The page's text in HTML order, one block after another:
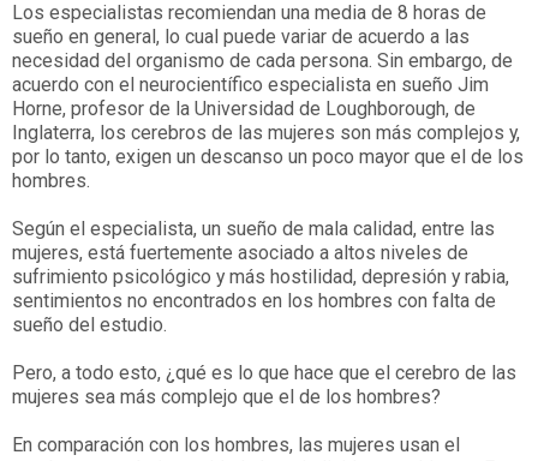
Los especialistas recomiendan una media de 8 horas de
sueño en general, lo cual puede variar de acuerdo a las
necesidad del organismo de cada persona. Sin embargo, de
acuerdo con el neurocientífico especialista en sueño Jim
Horne, profesor de la Universidad de Loughborough, de
Inglaterra, los cerebros de las mujeres son más complejos y,
por lo tanto, exigen un descanso un poco mayor que el de los
hombres.
Según el especialista, un sueño de mala calidad, entre las
mujeres, está fuertemente asociado a altos niveles de
sufrimiento psicológico y más hostilidad, depresión y rabia,
sentimientos no encontrados en los hombres con falta de
sueño del estudio.
Pero, a todo esto, ¿qué es lo que hace que el cerebro de las
mujeres sea más complejo que el de los hombres?
En comparación con los hombres, las mujeres usan el